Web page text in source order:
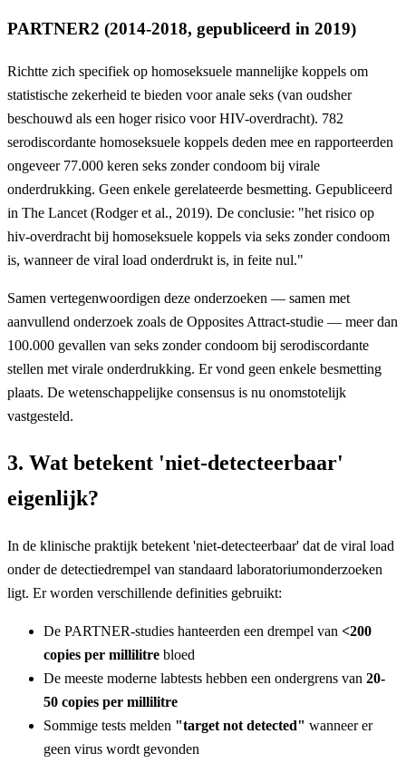
PARTNER2 (2014-2018, gepubliceerd in 2019)
Richtte zich specifiek op homoseksuele mannelijke koppels om
statistische zekerheid te bieden voor anale seks (van oudsher
beschouwd als een hoger risico voor HIV-overdracht). 782
serodiscordante homoseksuele koppels deden mee en rapporteerden
ongeveer 77.000 keren seks zonder condoom bij virale
onderdrukking. Geen enkele gerelateerde besmetting. Gepubliceerd
in The Lancet (Rodger et al., 2019). De conclusie: "het risico op
hiv-overdracht bij homoseksuele koppels via seks zonder condoom
is, wanneer de viral load onderdrukt is, in feite nul."
Samen vertegenwoordigen deze onderzoeken — samen met
aanvullend onderzoek zoals de Opposites Attract-studie — meer dan
100.000 gevallen van seks zonder condoom bij serodiscordante
stellen met virale onderdrukking. Er vond geen enkele besmetting
plaats. De wetenschappelijke consensus is nu onomstotelijk
vastgesteld.
3. Wat betekent 'niet-detecteerbaar'
eigenlijk?
In de klinische praktijk betekent 'niet-detecteerbaar' dat de viral load
onder de detectiedrempel van standaard laboratoriumonderzoeken
ligt. Er worden verschillende definities gebruikt:
De PARTNER-studies hanteerden een drempel van <200
copies per millilitre bloed
De meeste moderne labtests hebben een ondergrens van 20-
50 copies per millilitre
Sommige tests melden "target not detected" wanneer er
geen virus wordt gevonden